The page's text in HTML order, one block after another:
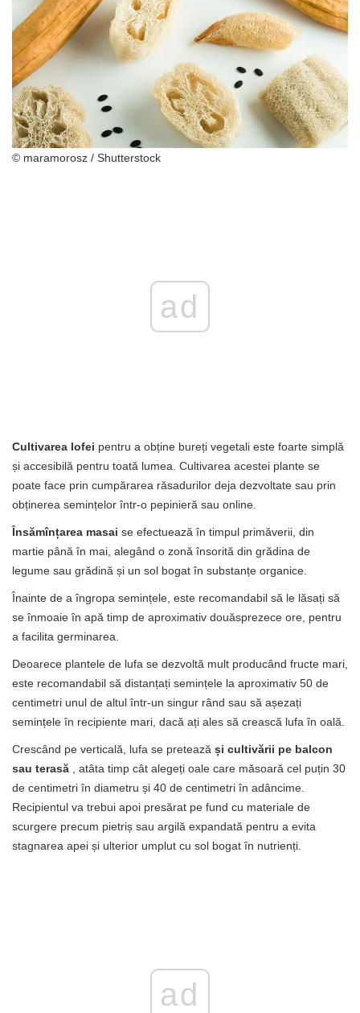
© maramorosz / Shutterstock
ad
Cultivarea lofei pentru a obține bureți vegetali este foarte simplă
și accesibilă pentru toată lumea. Cultivarea acestei plante se
poate face prin cumpărarea răsadurilor deja dezvoltate sau prin
obținerea semințelor într-o pepinieră sau online.
Însămînțarea masai se efectuează în timpul primăverii, din
martie până în mai, alegând o zonă însorită din grădina de
legume sau grădină și un sol bogat în substanțe organice.
Înainte de a îngropa semințele, este recomandabil să le lăsați să
se înmoaie în apă timp de aproximativ douăsprezece ore, pentru
a facilita germinarea.
Deoarece plantele de lufa se dezvoltă mult producând fructe mari,
este recomandabil să distanțați semințele la aproximativ 50 de
centimetri unul de altul într-un singur rând sau să așezați
semințele în recipiente mari, dacă ați ales să crească lufa în oală.
Crescând pe verticală, lufa se pretează și cultivării pe balcon
sau terasă , atâta timp cât alegeți oale care măsoară cel puțin 30
de centimetri în diametru și 40 de centimetri în adâncime.
Recipientul va trebui apoi presărat pe fund cu materiale de
scurgere precum pietriș sau argilă expandată pentru a evita
stagnarea apei și ulterior umplut cu sol bogat în nutrienți.
ad